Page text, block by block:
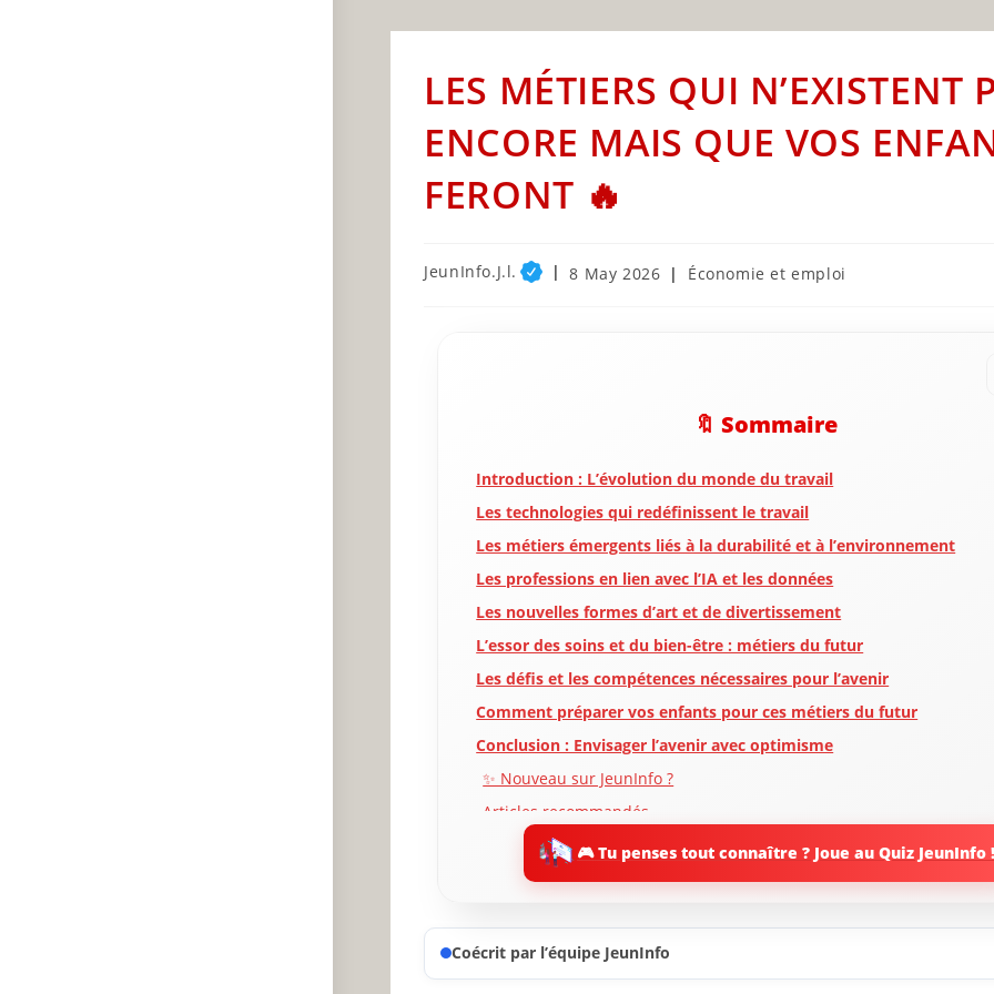
LES MÉTIERS QUI N’EXISTENT
ENCORE MAIS QUE VOS
FERONT 🔥
Post
JeunInfo.J.l.
Post
8 May 2026
Post
Économie et emploi
🔖 Sommaire
Introduction : L’évolution du monde du travail
Les technologies qui redéfinissent le travail
Les métiers émergents liés à la durabilité et à l’environnement
Les professions en lien avec l’IA et les données
Les nouvelles formes d’art et de divertissement
L’essor des soins et du bien-être : métiers du futur
Les défis et les compétences nécessaires pour l’avenir
Comment préparer vos enfants pour ces métiers du futur
Conclusion : Envisager l’avenir avec optimisme
✨ Nouveau sur JeunInfo ?
Articles recommandés
Partager l'amour🎮 Tu penses tout connaître ? Joue au Quiz JeunInfo !
Coécrit par l’équipe JeunInfo